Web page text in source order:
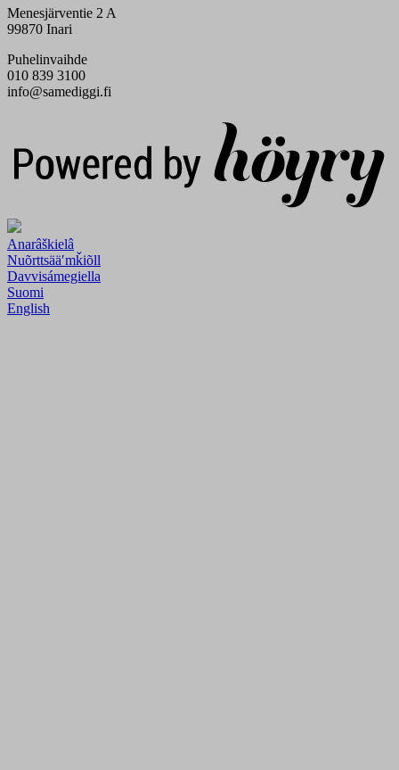
Menesjärventie 2 A
99870 Inari
Puhelinvaihde
010 839 3100
info@samediggi.fi
Anarâškielâ
Nuõrttsääʹmǩiõll
Davvisámegiella
Suomi
English